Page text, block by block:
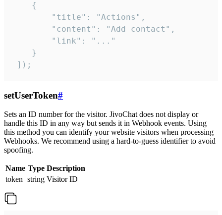
    {
        "title": "Actions",
        "content": "Add contact",
        "link": "..."
    }
]);
setUserToken#
Sets an ID number for the visitor. JivoChat does not display or
handle this ID in any way but sends it in Webhook events. Using
this method you can identify your website visitors when processing
Webhooks. We recommend using a hard-to-guess identifier to avoid
spoofing.
Name Type Description
token string Visitor ID